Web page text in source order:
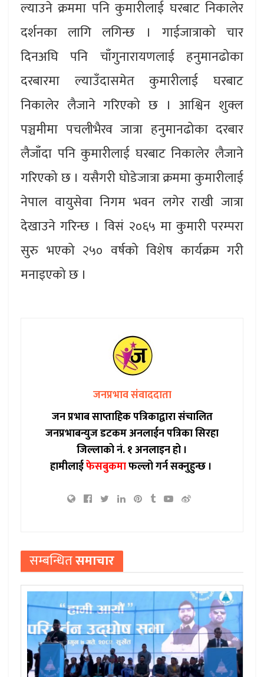
ल्याउने क्रममा पनि कुमारीलाई घरबाट निकालेर
दर्शनका लागि लगिन्छ । गाईजात्राको चार
दिनअघि पनि चाँगुनारायणलाई हनुमानढोका
दरबारमा ल्याउँदासमेत कुमारीलाई घरबाट
निकालेर लैजाने गरिएको छ । आश्विन शुक्ल
पञ्चमीमा पचलीभैरव जात्रा हनुमानढोका दरबार
लैजाँदा पनि कुमारीलाई घरबाट निकालेर लैजाने
गरिएको छ । यसैगरी घोडेजात्रा क्रममा कुमारीलाई
नेपाल वायुसेवा निगम भवन लगेर राखी जात्रा
देखाउने गरिन्छ । विसं २०६५ मा कुमारी परम्परा
सुरु भएको २५० वर्षको विशेष कार्यक्रम गरी
मनाइएको छ ।
जनप्रभाव संवाददाता
जन प्रभाब साप्ताहिक पत्रिकाद्वारा संचालित
जनप्रभाबन्युज डटकम अनलाईन पत्रिका सिरहा
जिल्लाको नं. १ अनलाइन हो ।
हामीलाईफेसबुकमाफल्लो गर्न सक्नुहुन्छ ।
सम्बन्धितसमाचार